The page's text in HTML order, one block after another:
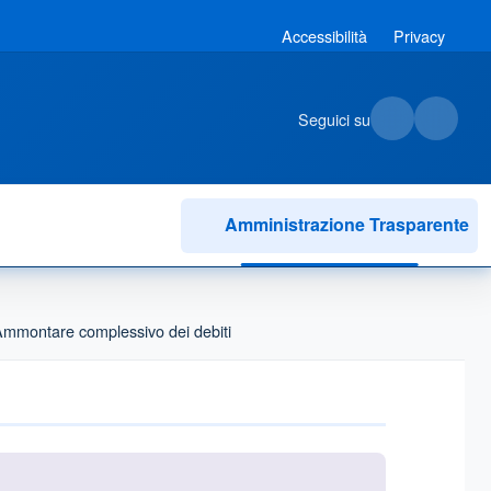
Accessibilità Privacy
Seguici su
Amministrazione Trasparente
complessivo dei debiti